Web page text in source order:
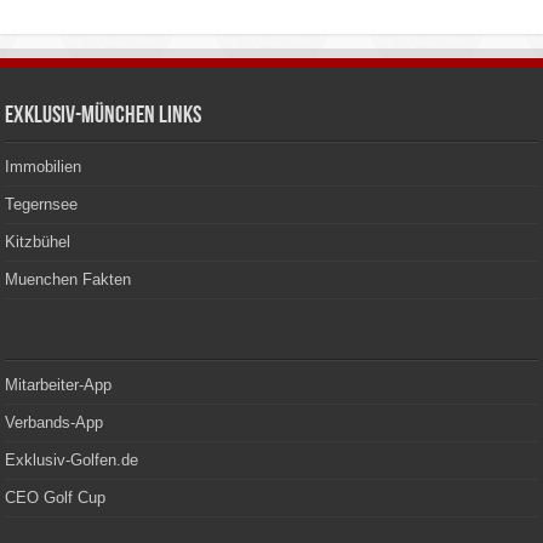
Exklusiv-München Links
Immobilien
Tegernsee
Kitzbühel
Muenchen Fakten
Mitarbeiter-App
Verbands-App
Exklusiv-Golfen.de
CEO Golf Cup